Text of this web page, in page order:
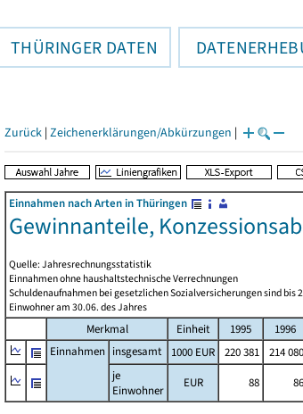
THÜRINGER DATEN
Zurück | Zeichenerklärungen/Abkürzungen |
Einnahmen nach Arten in Thüringen
Gewinnanteile,
Quelle: Jahresrechnungsstatistik
Einnahmen ohne haushaltstechnische Verrechnungen
Schuldenaufnahmen bei gesetzlichen Sozialversicherungen sind
Einwohner am 30.06. des Jahres
Merkmal Einheit 1995 1996
Einnahmen insgesamt 1000 EUR 220 381 214 080
je
Einwohner
EUR 88 86